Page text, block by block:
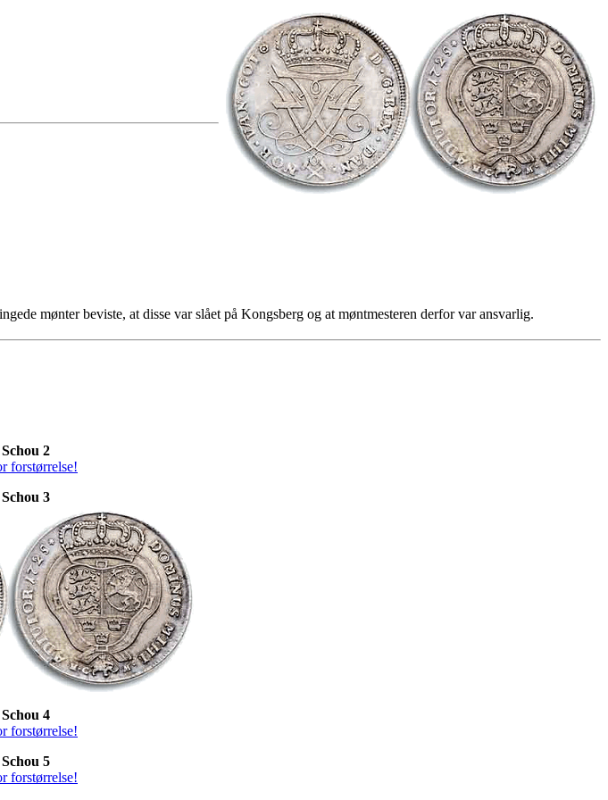
mønter beviste, at disse var slået på Kongsberg og at møntmesteren derfor var ansvarlig.
2
3
4
5